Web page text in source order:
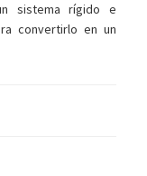
sistema rígido e
convertirlo en un